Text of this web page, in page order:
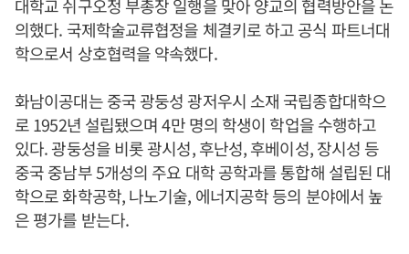
대학교 쉬구오정 부총장 일행을 맞아 양교의 협력방안을 논
의했다. 국제학술교류협정을 체결키로 하고 공식 파트너대
학으로서 상호협력을 약속했다.
화남이공대는 중국 광둥성 광저우시 소재 국립종합대학으
로 1952년 설립됐으며 4만 명의 학생이 학업을 수행하고
있다. 광둥성을 비롯 광시성, 후난성, 후베이성, 장시성 등
중국 중남부 5개성의 주요 대학 공학과를 통합해 설립된 대
학으로 화학공학, 나노기술, 에너지공학 등의 분야에서 높
은 평가를 받는다.